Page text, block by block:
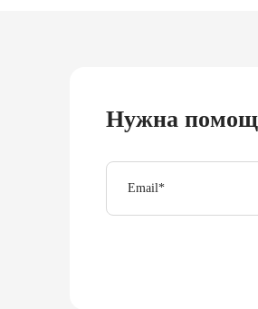
Нужна
Email*